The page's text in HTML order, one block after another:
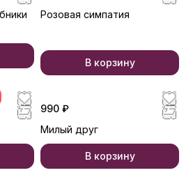
Розовая симпатия
В корзину
990 ₽
Милый друг
В корзину